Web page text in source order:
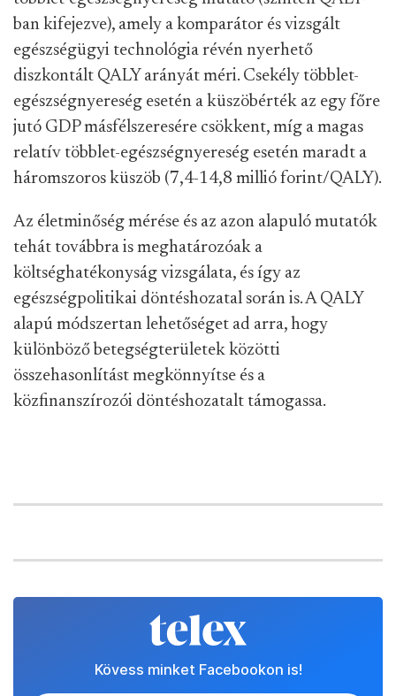
ban kifejezve), amely a komparátor és vizsgált
egészségügyi technológia révén nyerhető
diszkontált QALY arányát méri. Csekély többlet-
egészségnyereség esetén a küszöbérték az egy főre
jutó GDP másfélszeresére csökkent, míg a magas
relatív többlet-egészségnyereség esetén maradt a
háromszoros küszöb (7,4-14,8 millió forint/QALY).
Az életminőség mérése és az azon alapuló mutatók
tehát továbbra is meghatározóak a
költséghatékonyság vizsgálata, és így az
egészségpolitikai döntéshozatal során is. A QALY
alapú módszertan lehetőséget ad arra, hogy
különböző betegségterületek közötti
összehasonlítást megkönnyítse és a
közfinanszírozói döntéshozatalt támogassa.
Kövess minket Facebookon is!